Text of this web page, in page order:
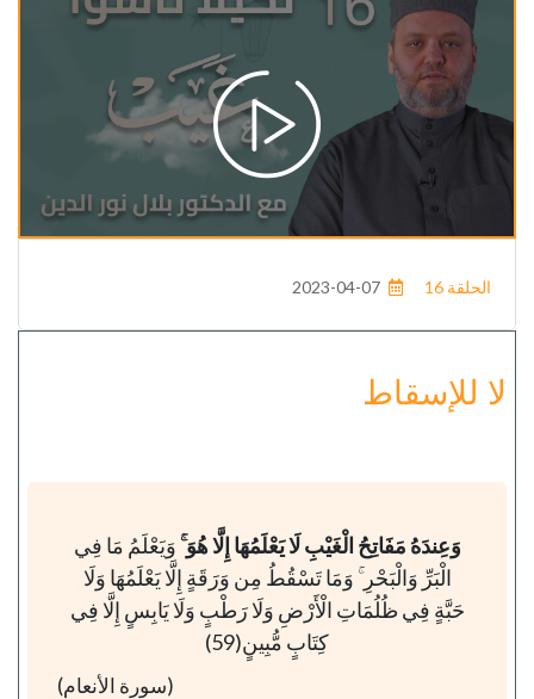
الحلقة 16 2023-04-07
لا للإسقاط
وَعِندَهُ مَفَاتِحُ الْغَيْبِ لَا يَعْلَمُهَا إِلَّا هُوَ ۚ وَيَعْلَمُ مَا فِي
الْبَرِّ وَالْبَحْرِ ۚ وَمَا تَسْقُطُ مِن وَرَقَةٍ إِلَّا يَعْلَمُهَا وَلَا
حَبَّةٍ فِي ظُلُمَاتِ الْأَرْضِ وَلَا رَطْبٍ وَلَا يَابِسٍ إِلَّا فِي
كِتَابٍ مُّبِينٍ(59)
(سورة الأنعام)